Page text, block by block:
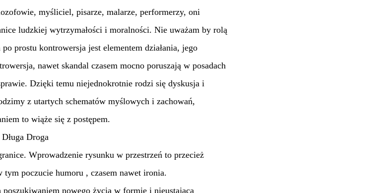
myśliciel, pisarze, malarze, performerzy, oni
ludzkiej wytrzymałości i moralności. Nie uważam by rolą
prostu kontrowersja jest elementem działania, jego
nawet skandal czasem mocno poruszają w posadach
Dzięki temu niejednokrotnie rodzi się dyskusja i
z utartych schematów myślowych i zachowań,
to wiąże się z postępem.
Droga
Wprowadzenie rysunku w przestrzeń to przecież
tym poczucie humoru , czasem nawet ironia.
nowego życia w formie i nieustającą